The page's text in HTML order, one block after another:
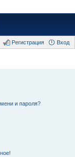
Вход
Регистрация
и пароля?